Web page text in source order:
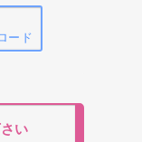
ード
い